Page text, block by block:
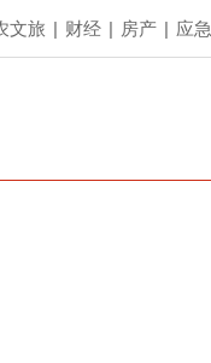
文旅 | 财经 | 房产 | 应急